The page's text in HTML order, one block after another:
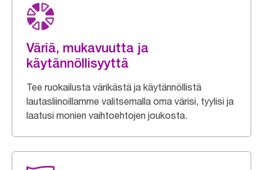
Väriä, mukavuutta ja
käytännöllisyyttä
Tee ruokailusta värikästä ja käytännöllistä
lautasliinoillamme valitsemalla oma värisi, tyylisi ja
laatusi monien vaihtoehtojen joukosta.